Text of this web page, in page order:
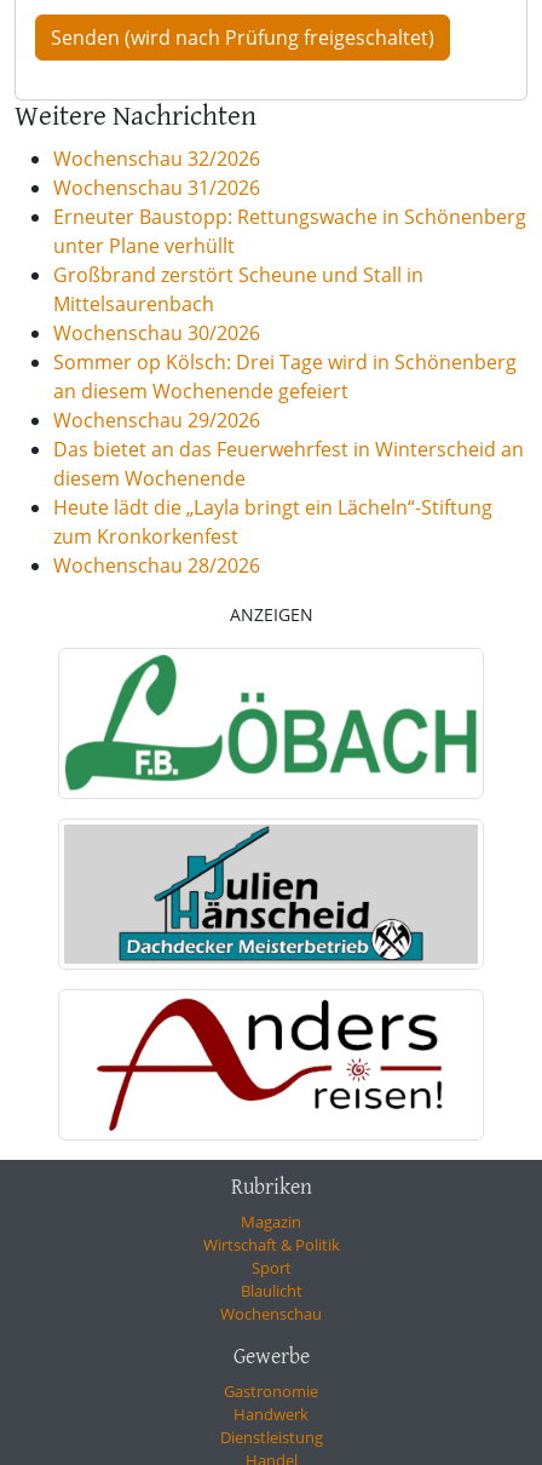
Weitere Nachrichten
Wochenschau 32/2026
Wochenschau 31/2026
Erneuter Baustopp: Rettungswache in Schönenberg
unter Plane verhüllt
Großbrand zerstört Scheune und Stall in
Mittelsaurenbach
Wochenschau 30/2026
Sommer op Kölsch: Drei Tage wird in Schönenberg
an diesem Wochenende gefeiert
Wochenschau 29/2026
Das bietet an das Feuerwehrfest in Winterscheid an
diesem Wochenende
Heute lädt die „Layla bringt ein Lächeln“-Stiftung
zum Kronkorkenfest
Wochenschau 28/2026
ANZEIGEN
Rubriken
Magazin
Wirtschaft & Politik
Sport
Blaulicht
Wochenschau
Gewerbe
Gastronomie
Handwerk
Dienstleistung
Handel